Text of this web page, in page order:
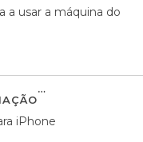
a usar a máquina do
iPhone